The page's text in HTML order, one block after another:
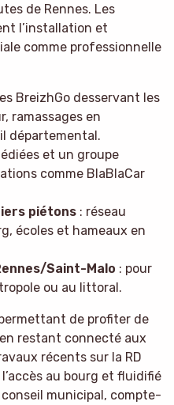
de Rennes. Les
l’installation et
comme professionnelle
BreizhGo desservant les
ramassages en
départemental.
et un groupe
comme BlaBlaCar
piétons: réseau
écoles et hameaux en
Saint-Malo : pour
ou au littoral.
de profiter de
restant connecté aux
récents sur la RD
au bourg et fluidifié
conseil municipal, compte-